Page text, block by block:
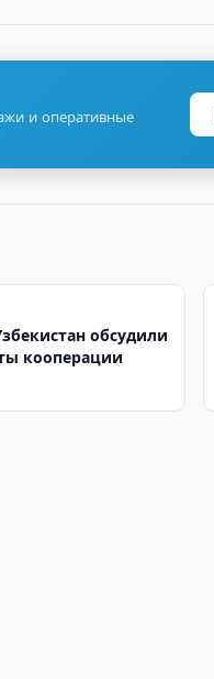
и оперативные
обсудили
кооперации